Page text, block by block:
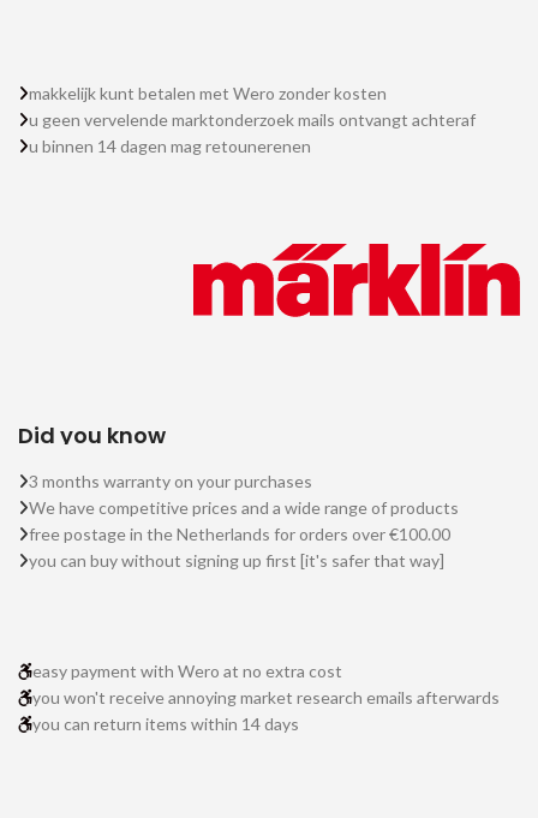
makkelijk kunt betalen met Wero zonder kosten
u geen vervelende marktonderzoek mails ontvangt achteraf
u binnen 14 dagen mag retounerenen
Did you know
3 months warranty on your purchases
We have competitive prices and a wide range of products
free postage in the Netherlands for orders over €100.00
you can buy without signing up first [it's safer that way]
easy payment with Wero at no extra cost
you won't receive annoying market research emails afterwards
you can return items within 14 days